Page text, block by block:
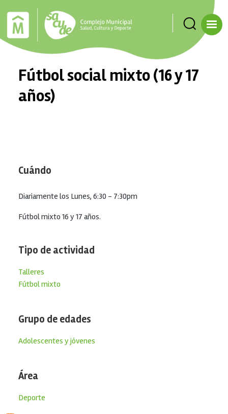
Pasar al contenido principal
Fútbol social mixto (16 y 17
años)
Cuándo
Diariamente los Lunes, 6:30 - 7:30pm
Fútbol mixto 16 y 17 años.
Tipo de actividad
Talleres
Fútbol mixto
Grupo de edades
Adolescentes y jóvenes
Área
Deporte